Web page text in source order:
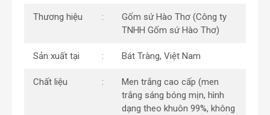
Thương hiệu
Gốm sứ Hào Thơ (Công ty
TNHH Gốm sứ Hào Thơ)
Sản xuất tại Bát Tràng, Việt Nam
Chất liệu
Men trắng cao cấp (men
trắng sáng bóng mịn, hình
dạng theo khuôn 99%, không